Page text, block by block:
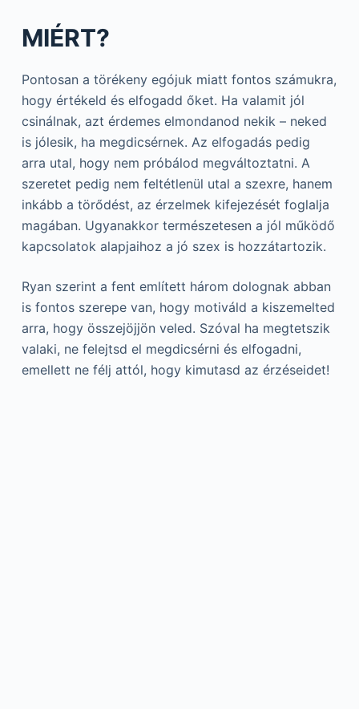
MIÉRT?
Pontosan a törékeny egójuk miatt fontos számukra,
hogy értékeld és elfogadd őket. Ha valamit jól
csinálnak, azt érdemes elmondanod nekik – neked
is jólesik, ha megdicsérnek. Az elfogadás pedig
arra utal, hogy nem próbálod megváltoztatni. A
szeretet pedig nem feltétlenül utal a szexre, hanem
inkább a törődést, az érzelmek kifejezését foglalja
magában. Ugyanakkor természetesen a jól működő
kapcsolatok alapjaihoz a jó szex is hozzátartozik.
Ryan szerint a fent említett három dolognak abban
is fontos szerepe van, hogy motiváld a kiszemelted
arra, hogy összejöjjön veled. Szóval ha megtetszik
valaki, ne felejtsd el megdicsérni és elfogadni,
emellett ne félj attól, hogy kimutasd az érzéseidet!